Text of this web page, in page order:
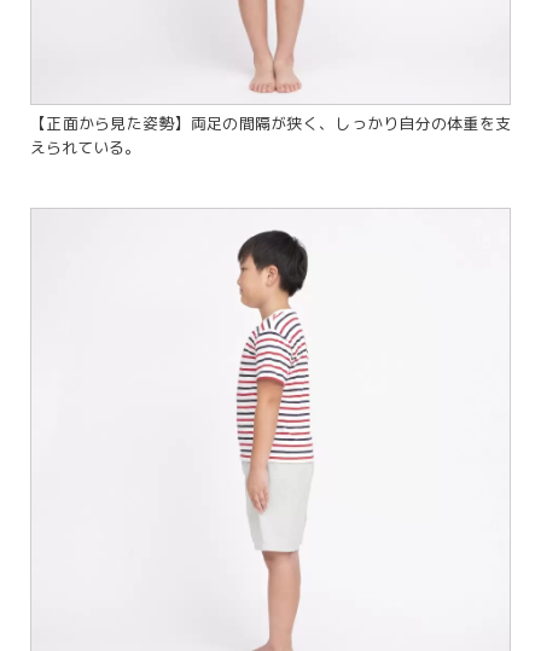
【正面から見た姿勢】両足の間隔が狭く、しっかり自分の体重を支
えられている。